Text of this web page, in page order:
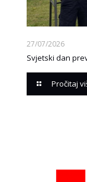
27/07/2026
Svjetski dan
Pročitaj